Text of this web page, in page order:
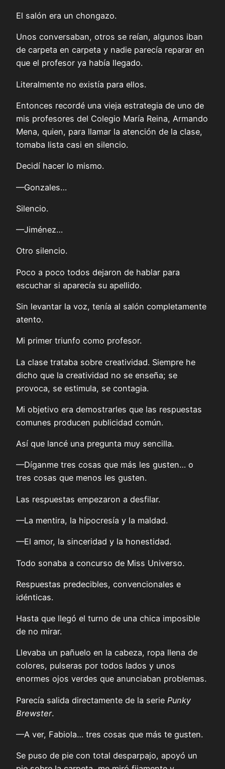
El salón era un chongazo.
Unos conversaban, otros se reían, algunos iban
de carpeta en carpeta y nadie parecía reparar en
que el profesor ya había llegado.
Literalmente no existía para ellos.
Entonces recordé una vieja estrategia de uno de
mis profesores del Colegio María Reina, Armando
Mena, quien, para llamar la atención de la clase,
tomaba lista casi en silencio.
Decidí hacer lo mismo.
—Gonzales…
Silencio.
—Jiménez…
Otro silencio.
Poco a poco todos dejaron de hablar para
escuchar si aparecía su apellido.
Sin levantar la voz, tenía al salón completamente
atento.
Mi primer triunfo como profesor.
La clase trataba sobre creatividad. Siempre he
dicho que la creatividad no se enseña; se
provoca, se estimula, se contagia.
Mi objetivo era demostrarles que las respuestas
comunes producen publicidad común.
Así que lancé una pregunta muy sencilla.
—Díganme tres cosas que más les gusten… o
tres cosas que menos les gusten.
Las respuestas empezaron a desfilar.
—La mentira, la hipocresía y la maldad.
—El amor, la sinceridad y la honestidad.
Todo sonaba a concurso de Miss Universo.
Respuestas predecibles, convencionales e
idénticas.
Hasta que llegó el turno de una chica imposible
de no mirar.
Llevaba un pañuelo en la cabeza, ropa llena de
colores, pulseras por todos lados y unos
enormes ojos verdes que anunciaban problemas.
Parecía salida directamente de la serie Punky
Brewster.
—A ver, Fabiola… tres cosas que más te gusten.
Se puso de pie con total desparpajo, apoyó un